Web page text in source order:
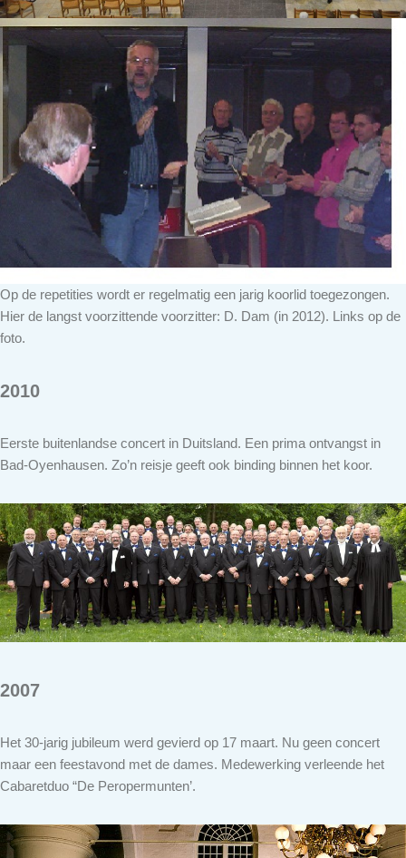
Op de repetities wordt er regelmatig een jarig koorlid toegezongen.
Hier de langst voorzittende voorzitter: D. Dam (in 2012). Links op de
foto.
2010
Eerste buitenlandse concert in Duitsland. Een prima ontvangst in
Bad-Oyenhausen. Zo’n reisje geeft ook binding binnen het koor.
2007
Het 30-jarig jubileum werd gevierd op 17 maart. Nu geen concert
maar een feestavond met de dames. Medewerking verleende het
Cabaretduo “De Peropermunten’.